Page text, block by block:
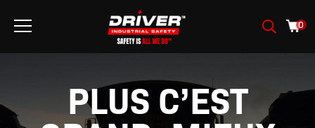
0
PLUS C’EST